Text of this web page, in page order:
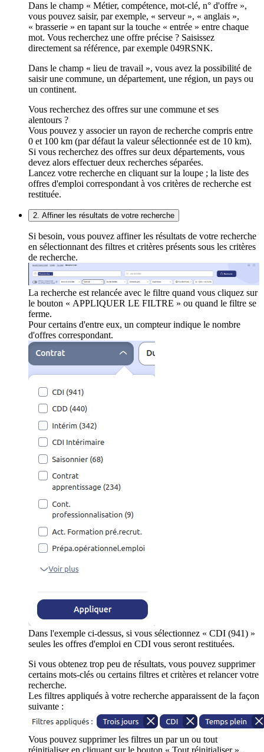
Dans le champ « Métier, compétence, mot-clé, n° d'offre »,
vous pouvez saisir, par exemple, « serveur », « anglais »,
« brasserie » en tapant sur la touche « entrée » entre chaque
mot. Vous recherchez une offre précise ? Saisissez
directement sa référence, par exemple 049RSNK.
Dans le champ « lieu de travail », vous avez la possibilité de
saisir une commune, un département, une région, un pays ou
un continent.
Vous recherchez des offres sur une commune et ses
alentours ?
Vous pouvez y associer un rayon de recherche compris entre
0 et 100 km (par défaut la valeur sélectionnée est de 10 km).
Si vous recherchez des offres sur deux départements, vous
devez alors effectuer deux recherches séparées.
Lancez votre recherche en cliquant sur la loupe ; la liste des
offres d'emploi correspondant à vos critères de recherche est
restituée.
2. Affiner les résultats de votre recherche
Si besoin, vous pouvez affiner les résultats de votre recherche
en sélectionnant des filtres et critères présents sous les critères
de recherche.
La recherche est relancée avec le filtre quand vous cliquez sur
le bouton « APPLIQUER LE FILTRE » ou quand le filtre se
ferme.
Pour certains d'entre eux, un compteur indique le nombre
d'offres correspondant.
Dans l'exemple ci-dessus, si vous sélectionnez « CDI (941) »
seules les offres d'emploi en CDI vous seront restituées.
Si vous obtenez trop peu de résultats, vous pouvez supprimer
certains mots-clés ou certains filtres et critères et relancer votre
recherche.
Les filtres appliqués à votre recherche apparaissent de la façon
suivante :
Vous pouvez supprimer les filtres un par un ou tout
réinitialiser en cliquant sur le bouton « Tout réinitialiser ».